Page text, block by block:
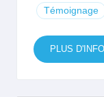
Témoignage
PLUS